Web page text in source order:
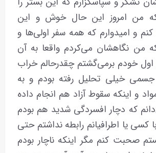
که من امروز این حال خوش و این
کنم و امیدوارم که همه سفر اولی‌ها و
که من نگاهشان می‌کردم واقعا به آن
اول خودم برمی‌گشتم چقدرحالم خراب
جسمی خیلی تحلیل رفته بودم و به
و اینکه سقوط آزاد هم انجام داده
که دچار افسردگی شدید هم بودم
کسی یا اطرافیانم رابطه نداشتم حتی
صحبت کنم مگر اینکه ناچار بودم